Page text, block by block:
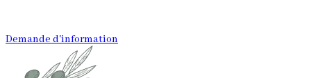
Demande d'information